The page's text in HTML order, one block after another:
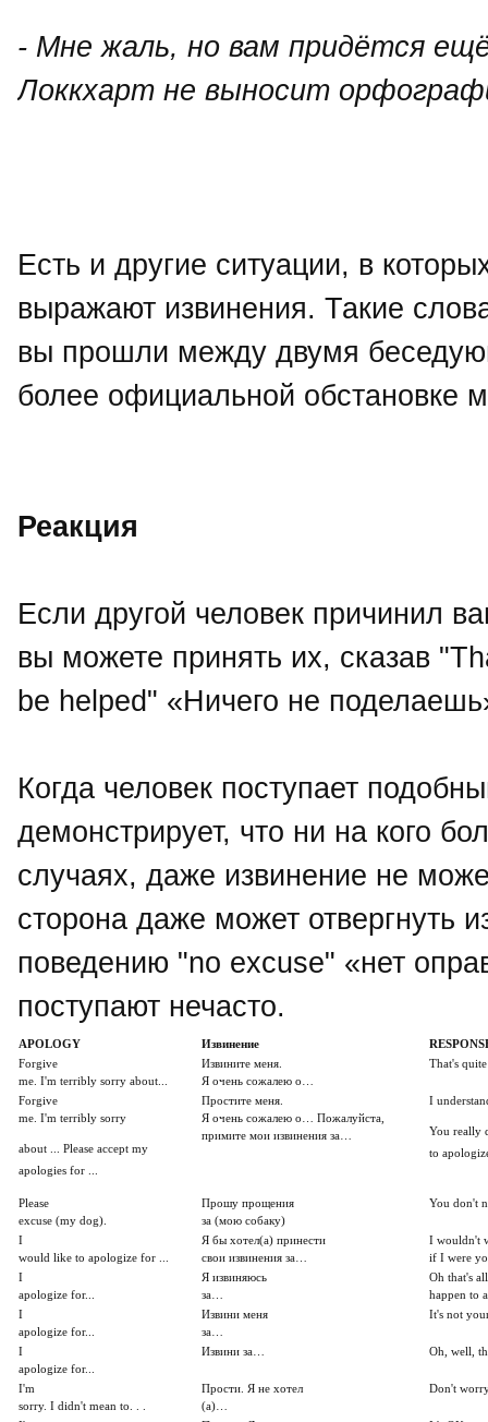
- Мне жаль, но вам придётся
Локкхарт не выносит
Есть и другие ситуации, в
выражают извинения. Такие
вы прошли между двумя
более официальной обстановке
Реакция
Если другой человек причинил
вы можете принять их, сказав
be helped" «Ничего не
Когда человек поступает
демонстрирует, что ни на кого
случаях, даже извинение не
сторона даже может отвергнуть
поведению "no excuse" «нет
поступают нечасто.
APOLOGY Извинение
Forgive
me. I'm terribly sorry about...
Извините меня.
Я очень сожалею о…
That's
Forgive
me. I'm terribly sorry
about ... Please accept my
apologies for ...
Простите меня.
Я очень сожалею о… Пожалуйста,
примите мои извинения за…
I
You really
to
Please
excuse (my dog).
Прошу прощения
за (мою собаку)
You don't
I
would like to apologize for ...
Я бы хотел(а) принести
свои извинения за…
I wouldn't
if I were
I
apologize for...
Я извиняюсь
за…
Oh that's
happen to
I
apologize for...
Извини меня
за…
It's not
I
apologize for...
Извини за… Oh, well,
I'm
sorry. I didn't mean to. . .
Прости. Я не хотел
(а)…
Don't